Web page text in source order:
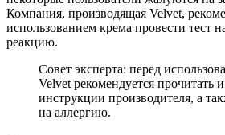
Компания, производящая Velvet,
использованием крема провести тест
реакцию.
Совет эксперта: перед
Velvet рекомендуется прочитать
инструкции производителя, а
на аллергию.